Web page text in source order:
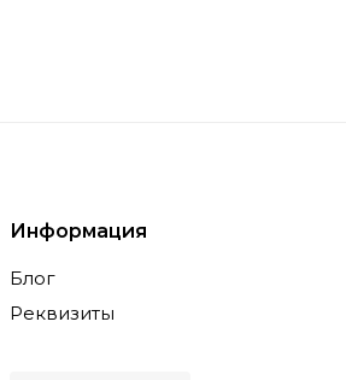
Информация
Блог
Реквизиты